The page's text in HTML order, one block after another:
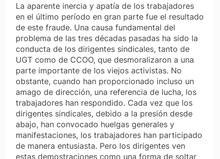
La aparente inercia y apatía de los trabajadores
en el último período en gran parte fue el resultado
de este fraude. Una causa fundamental del
problema de las tres décadas pasadas ha sido la
conducta de los dirigentes sindicales, tanto de
UGT como de CCOO, que desmoralizaron a una
parte importante de los viejos activistas. No
obstante, cuando han proporcionado incluso un
amago de dirección, una referencia de lucha, los
trabajadores han respondido. Cada vez que los
dirigentes sindicales, debido a la presión desde
abajo, han convocado huelgas generales y
manifestaciones, los trabajadores han participado
de manera entusiasta. Pero los dirigentes ven
estas demostraciones como una forma de soltar